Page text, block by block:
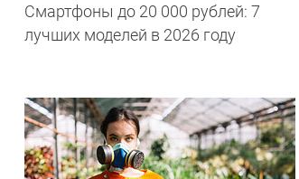
Смартфоны до 20 000 рублей: 7
лучших моделей в 2026 году